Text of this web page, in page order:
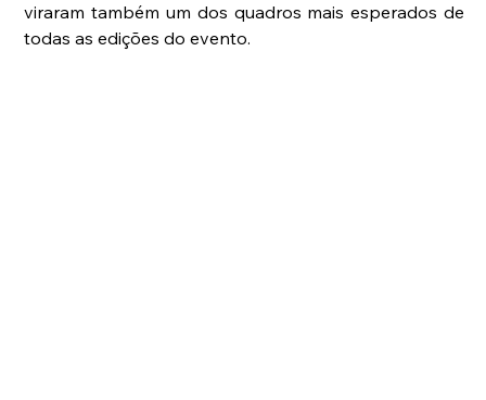
viraram também um dos quadros mais esperados de
todas as edições do evento.